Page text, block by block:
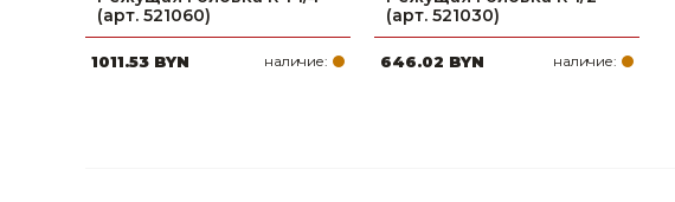
(арт. 521060)
1011.53 BYN наличие:
(арт. 521030)
646.02 BYN наличие: